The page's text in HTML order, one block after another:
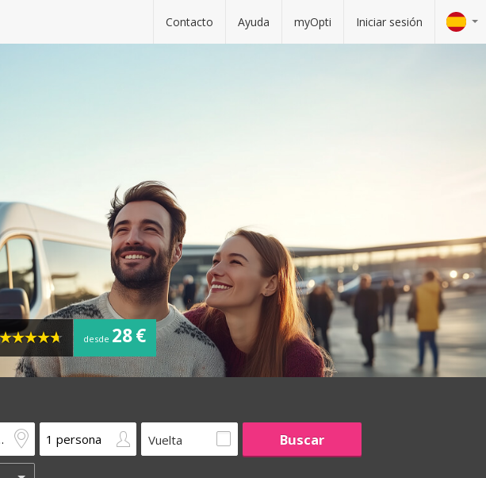
Contacto Ayuda myOpti Iniciar sesión
desde 28 €
Vuelta